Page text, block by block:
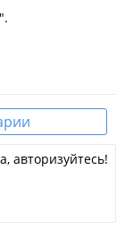
авторизуйтесь!